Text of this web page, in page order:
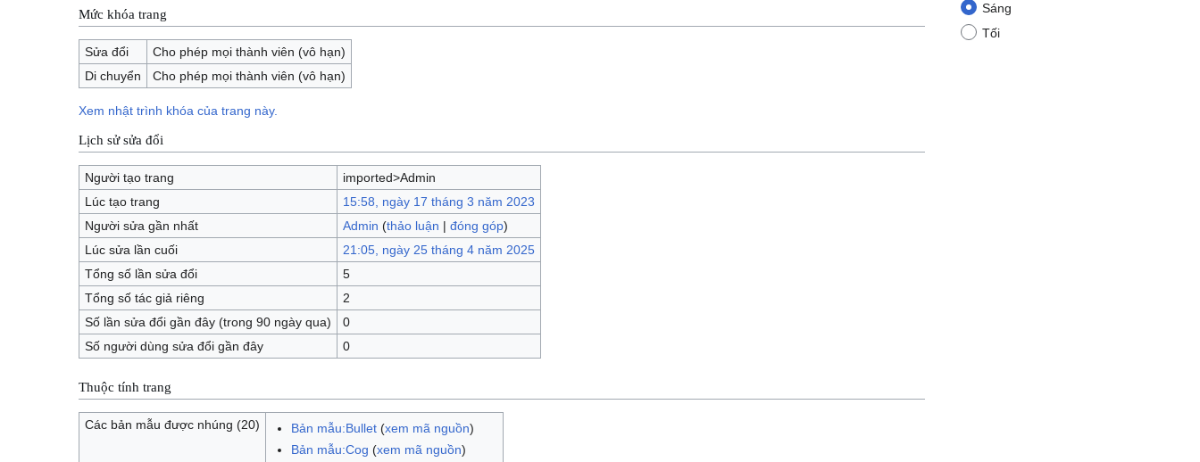
Sáng
Tối
Mức khóa trang
Sửa đổi
Cho phép mọi thành viên (vô hạn)
Di chuyển
Cho phép mọi thành viên (vô hạn)
Xem nhật trình khóa của trang này.
Lịch sử sửa đổi
Người tạo trang
imported>Admin
Lúc tạo trang
15:58, ngày 17 tháng 3 năm 2023
Người sửa gần nhất
Admin (thảo luận | đóng góp)
Lúc sửa lần cuối
21:05, ngày 25 tháng 4 năm 2025
Tổng số lần sửa đổi
5
Tổng số tác giả riêng
2
Số lần sửa đổi gần đây (trong 90 ngày qua)
0
Số người dùng sửa đổi gần đây
0
Thuộc tính trang
Các bản mẫu được nhúng (20) Bản mẫu:Bullet(xem mã nguồn)
Bản mẫu:Cog (xem mã nguồn)